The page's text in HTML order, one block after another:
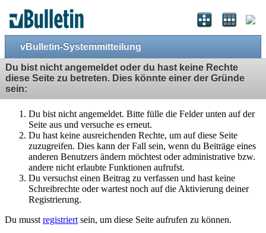
vBulletin-Systemmitteilung
Du bist nicht angemeldet oder du hast keine Rechte
diese Seite zu betreten. Dies könnte einer der Gründe
sein:
Du bist nicht angemeldet. Bitte fülle die Felder unten auf der
Seite aus und versuche es erneut.
Du hast keine ausreichenden Rechte, um auf diese Seite
zuzugreifen. Dies kann der Fall sein, wenn du Beiträge eines
anderen Benutzers ändern möchtest oder administrative bzw.
andere nicht erlaubte Funktionen aufrufst.
Du versuchst einen Beitrag zu verfassen und hast keine
Schreibrechte oder wartest noch auf die Aktivierung deiner
Registrierung.
Du musst registriert sein, um diese Seite aufrufen zu können.